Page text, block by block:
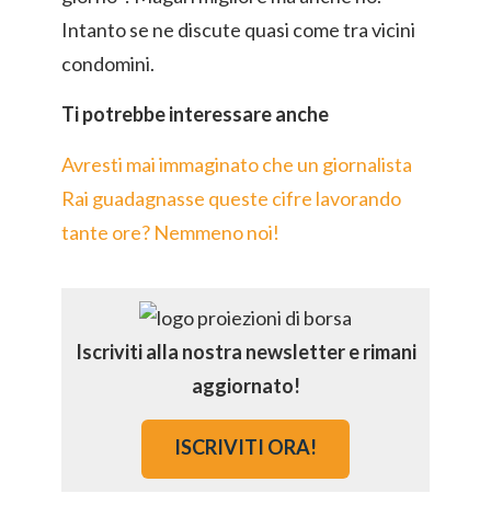
Intanto se ne discute quasi come tra vicini
condomini.
Ti potrebbe interessare anche
Avresti mai immaginato che un giornalista
Rai guadagnasse queste cifre lavorando
tante ore? Nemmeno noi!
Iscriviti alla nostra newsletter e rimani
aggiornato!
ISCRIVITI ORA!